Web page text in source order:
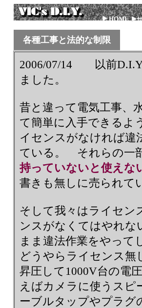
HOME
各種工事と法的な制限
2006/07/14 以前
ました。
昔と違って電気工事、
て簡単に入手できる
イセンスがなければ違
ている。 それらの一
持っていないと使えな
書きも無しに売られて
そして我々はライセン
ンスがなくてはやれな
まま違法作業をやっ
どうやらライセンス無
昇圧して1000V台の電
えばカメラに使うスピ
ーブルタップやプラ